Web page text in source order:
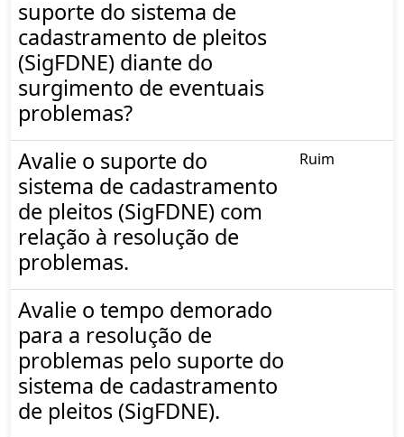
suporte do sistema de
cadastramento de pleitos
(SigFDNE) diante do
surgimento de eventuais
problemas?
Avalie o suporte do
sistema de cadastramento
de pleitos (SigFDNE) com
relação à resolução de
problemas.
Ruim
Avalie o tempo demorado
para a resolução de
problemas pelo suporte do
sistema de cadastramento
de pleitos (SigFDNE).